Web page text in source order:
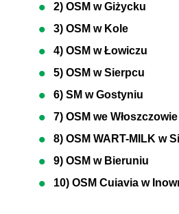
2) OSM w Giżycku
3) OSM w Kole
4) OSM w Łowiczu
5) OSM w Sierpcu
6) SM w Gostyniu
7) OSM we Włoszczowie
8) OSM WART-MILK w
9) OSM w Bieruniu
10) OSM Cuiavia w